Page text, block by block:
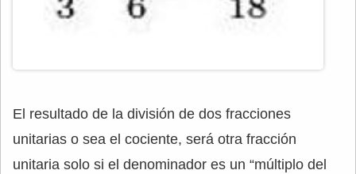
El resultado de la división de dos fracciones
unitarias o sea el cociente, será otra fracción
unitaria solo si el denominador es un “múltiplo del